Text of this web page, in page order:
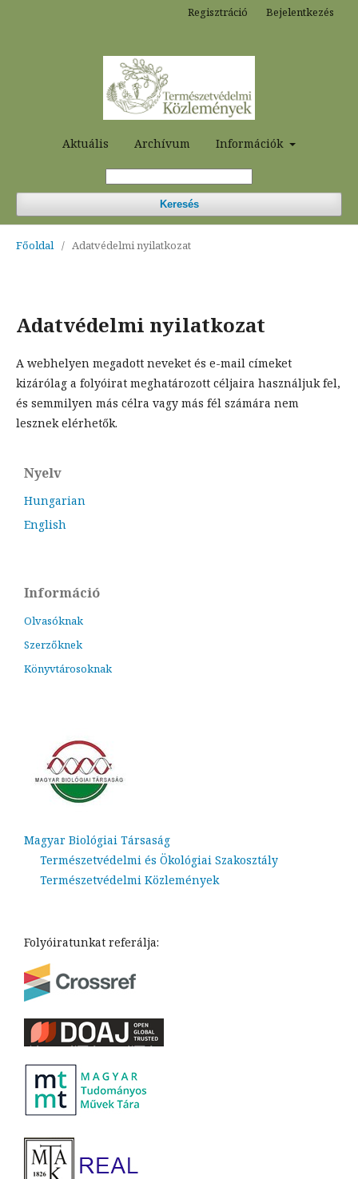
Aktuális Archívum Információk
Keresés
Regisztráció Bejelentkezés
Főoldal / Adatvédelmi nyilatkozat
Adatvédelmi nyilatkozat
A webhelyen megadott neveket és e-mail címeket
kizárólag a folyóirat meghatározott céljaira használjuk fel,
és semmilyen más célra vagy más fél számára nem
lesznek elérhetők.
Nyelv
Hungarian
English
Információ
Olvasóknak
Szerzőknek
Könyvtárosoknak
Magyar Biológiai Társaság
Természetvédelmi és Ökológiai Szakosztály
Természetvédelmi Közlemények
Folyóiratunkat referálja: